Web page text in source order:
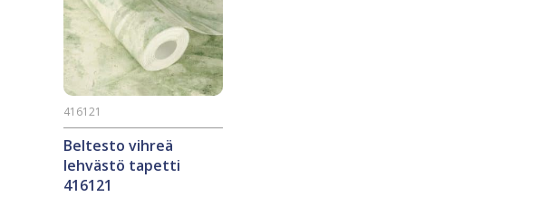
Beltesto vihreä
lehvästö tapetti
416121
416121